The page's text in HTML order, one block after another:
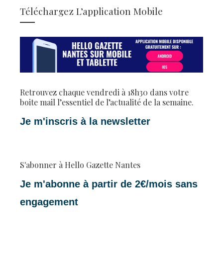
Téléchargez L’application Mobile
Retrouvez chaque vendredi à 18h30 dans votre
boite mail l’essentiel de l’actualité de la semaine.
Je m'inscris à la newsletter
S'abonner à Hello Gazette Nantes
Je m'abonne à partir de 2€/mois sans
engagement